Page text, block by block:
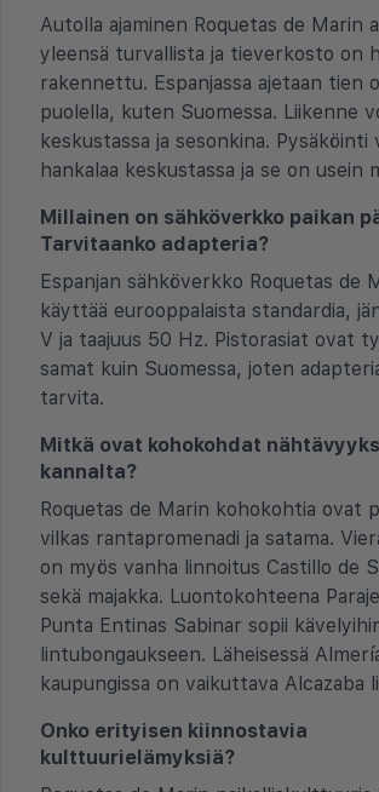
Autolla ajaminen Roquetas de Marin
yleensä turvallista ja tieverkosto on
rakennettu. Espanjassa ajetaan tien
puolella, kuten Suomessa. Liikenne
keskustassa ja sesonkina. Pysäköinti
hankalaa keskustassa ja se on usein
Millainen on sähköverkko paikan
Tarvitaanko adapteria?
Espanjan sähköverkko Roquetas de
käyttää eurooppalaista standardia,
V ja taajuus 50 Hz. Pistorasiat ovat
samat kuin Suomessa, joten
tarvita.
Mitkä ovat kohokohdat
kannalta?
Roquetas de Marin kohokohtia ovat
vilkas rantapromenadi ja satama.
on myös vanha linnoitus Castillo de
sekä majakka. Luontokohteena
Punta Entinas Sabinar sopii
lintubongaukseen. Läheisessä
kaupungissa on vaikuttava Alcazaba
Onko erityisen kiinnostavia
kulttuurielämyksiä?